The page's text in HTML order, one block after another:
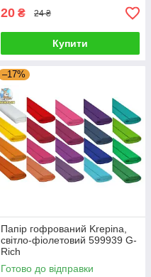
20 ₴ 24 ₴
Купити
–17%
Папір гофрований Krepina,
світло-фіолетовий 599939 G-
Rich
Готово до відправки